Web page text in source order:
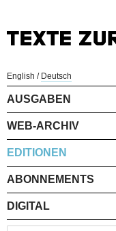
English / Deutsch
AUSGABEN
WEB-ARCHIV
EDITIONEN
ABONNEMENTS
DIGITAL